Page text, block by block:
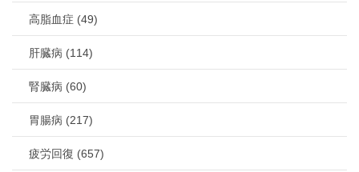
高脂血症 (49)
肝臓病 (114)
腎臓病 (60)
胃腸病 (217)
疲労回復 (657)